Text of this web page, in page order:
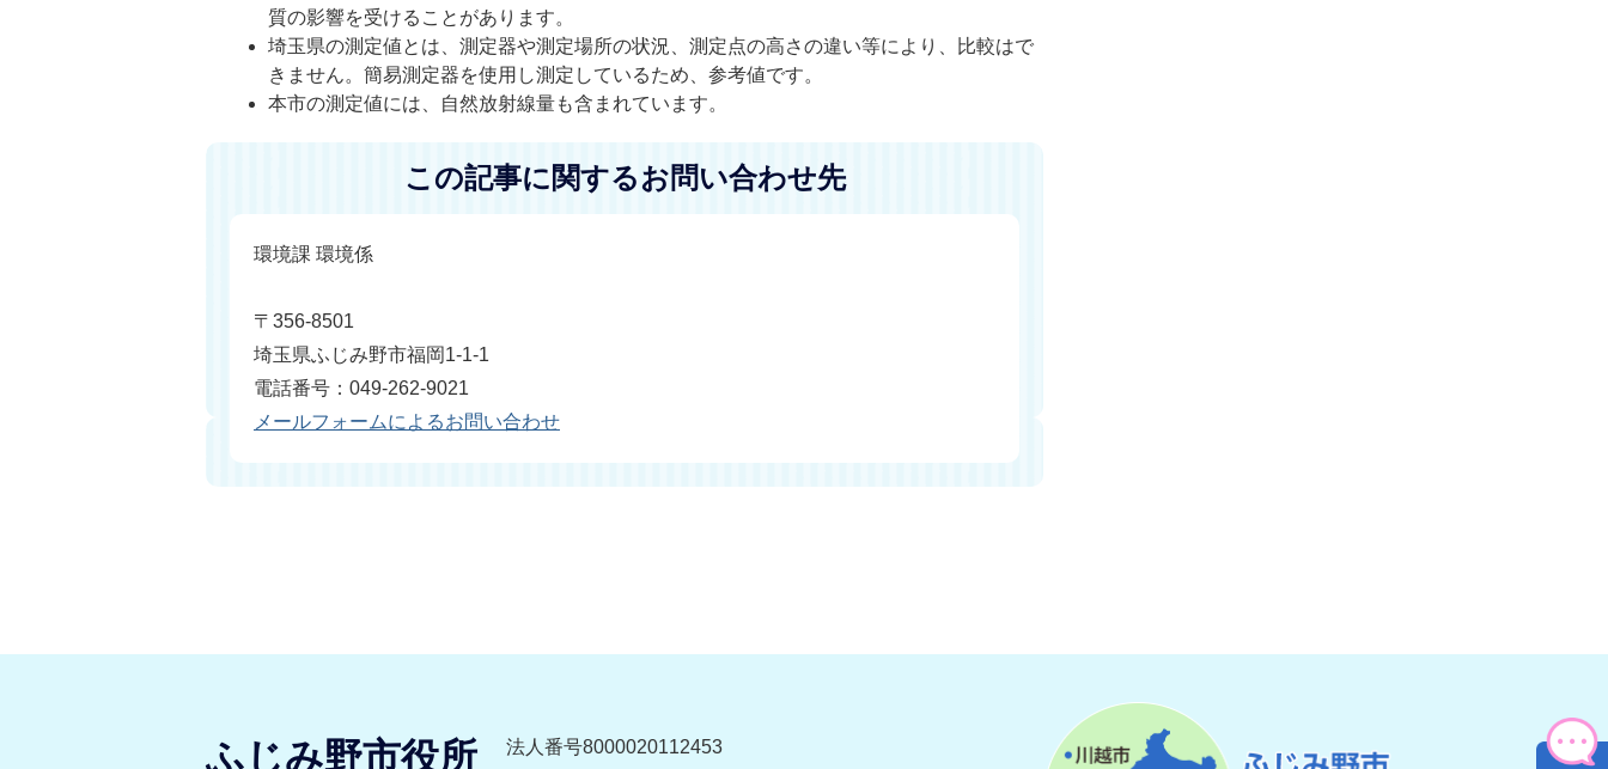
質の影響を受けることがあります。
埼玉県の測定値とは、測定器や測定場所の状況、測定点の高さの違い等により、比較はで
きません。簡易測定器を使用し測定しているため、参考値です。
本市の測定値には、自然放射線量も含まれています。
この記事に関するお問い合わせ先
環境課 環境係
〒356-8501
埼玉県ふじみ野市福岡1-1-1
電話番号：049-262-9021
メールフォームによるお問い合わせ
ふじみ野市役所 法人番号8000020112453